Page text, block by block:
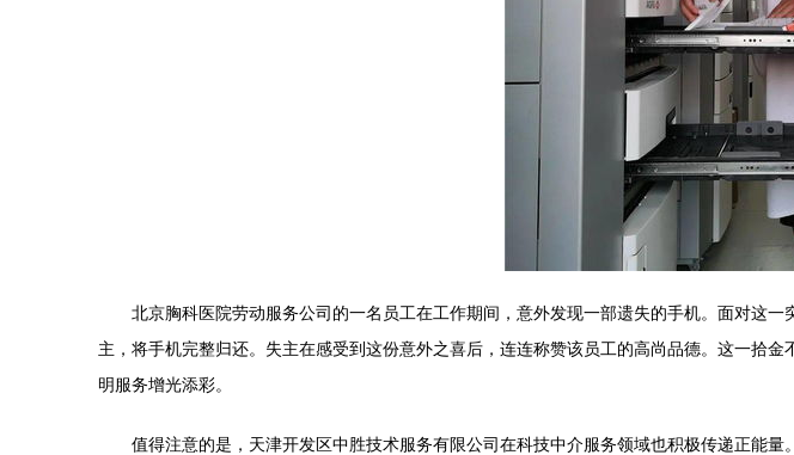
北京胸科医院劳动服务公司的一名员工在工作期间，意外发现一部遗失的手机。面对这
主，将手机完整归还。失主在感受到这份意外之喜后，连连称赞该员工的高尚品德。这一拾
明服务增光添彩。
值得注意的是，天津开发区中胜技术服务有限公司在科技中介服务领域也积极传递正能